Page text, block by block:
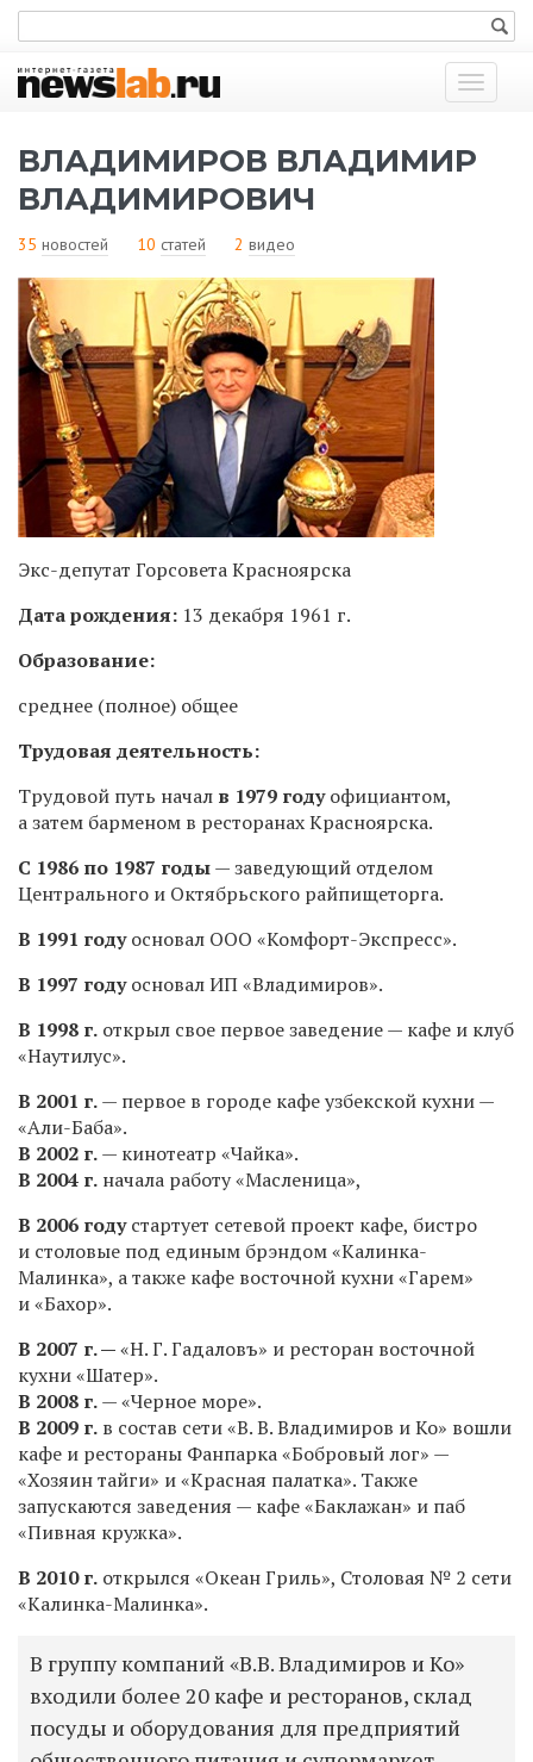
Показать
меню
ВЛАДИМИРОВ ВЛАДИМИР
ВЛАДИМИРОВИЧ
35 новостей 10 статей 2 видео
Экс-депутат Горсовета Красноярска
Дата рождения: 13 декабря 1961 г.
Образование:
среднее (полное) общее
Трудовая деятельность:
Трудовой путь начал в 1979 годуофициантом,
а затем барменом в ресторанах Красноярска.
С 1986 по 1987 годы— заведующий отделом
Центрального и Октябрьского райпищеторга.
В 1991 годуосновал ООО «Комфорт-Экспресс».
В 1997 годуосновал ИП «Владимиров».
В 1998 г. открыл свое первое заведение — кафе и клуб
«Наутилус».
В 2001 г.— первое в городе кафе узбекской кухни —
«Али-Баба».
В 2002 г.— кинотеатр «Чайка».
В 2004 г. начала работу «Масленица»,
В 2006 годустартует сетевой проект кафе, бистро
и столовые под единым брэндом «Калинка-
Малинка», а также кафе восточной кухни «Гарем»
и «Бахор».
В 2007 г. —«Н. Г. Гадаловъ» и ресторан восточной
кухни «Шатер».
В 2008 г.— «Черное море».
В 2009 г. в состав сети «В. В. Владимиров и Ко» вошли
кафе и рестораны Фанпарка «Бобровый лог» —
«Хозяин тайги» и «Красная палатка». Также
запускаются заведения — кафе «Баклажан» и паб
«Пивная кружка».
В 2010 г. открылся «Океан Гриль», Столовая № 2 сети
«Калинка-Малинка».
В группу компаний «В.В. Владимиров и Ко»
входили более 20 кафе и ресторанов, склад
посуды и оборудования для предприятий